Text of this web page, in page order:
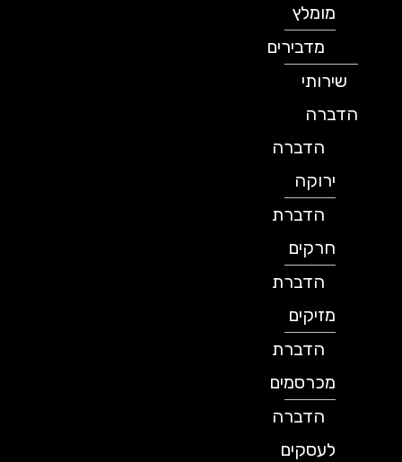
מומלץ
מדבירים
שירותי
הדברה
הדברה
ירוקה
הדברת
חרקים
הדברת
מזיקים
הדברת
מכרסמים
הדברה
לעסקים